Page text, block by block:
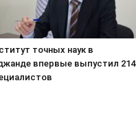
точных наук в
впервые выпустил 214